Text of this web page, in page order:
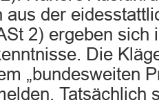
aus der
2) ergeben sich
Die
„bundesweiten
Tatsächlich